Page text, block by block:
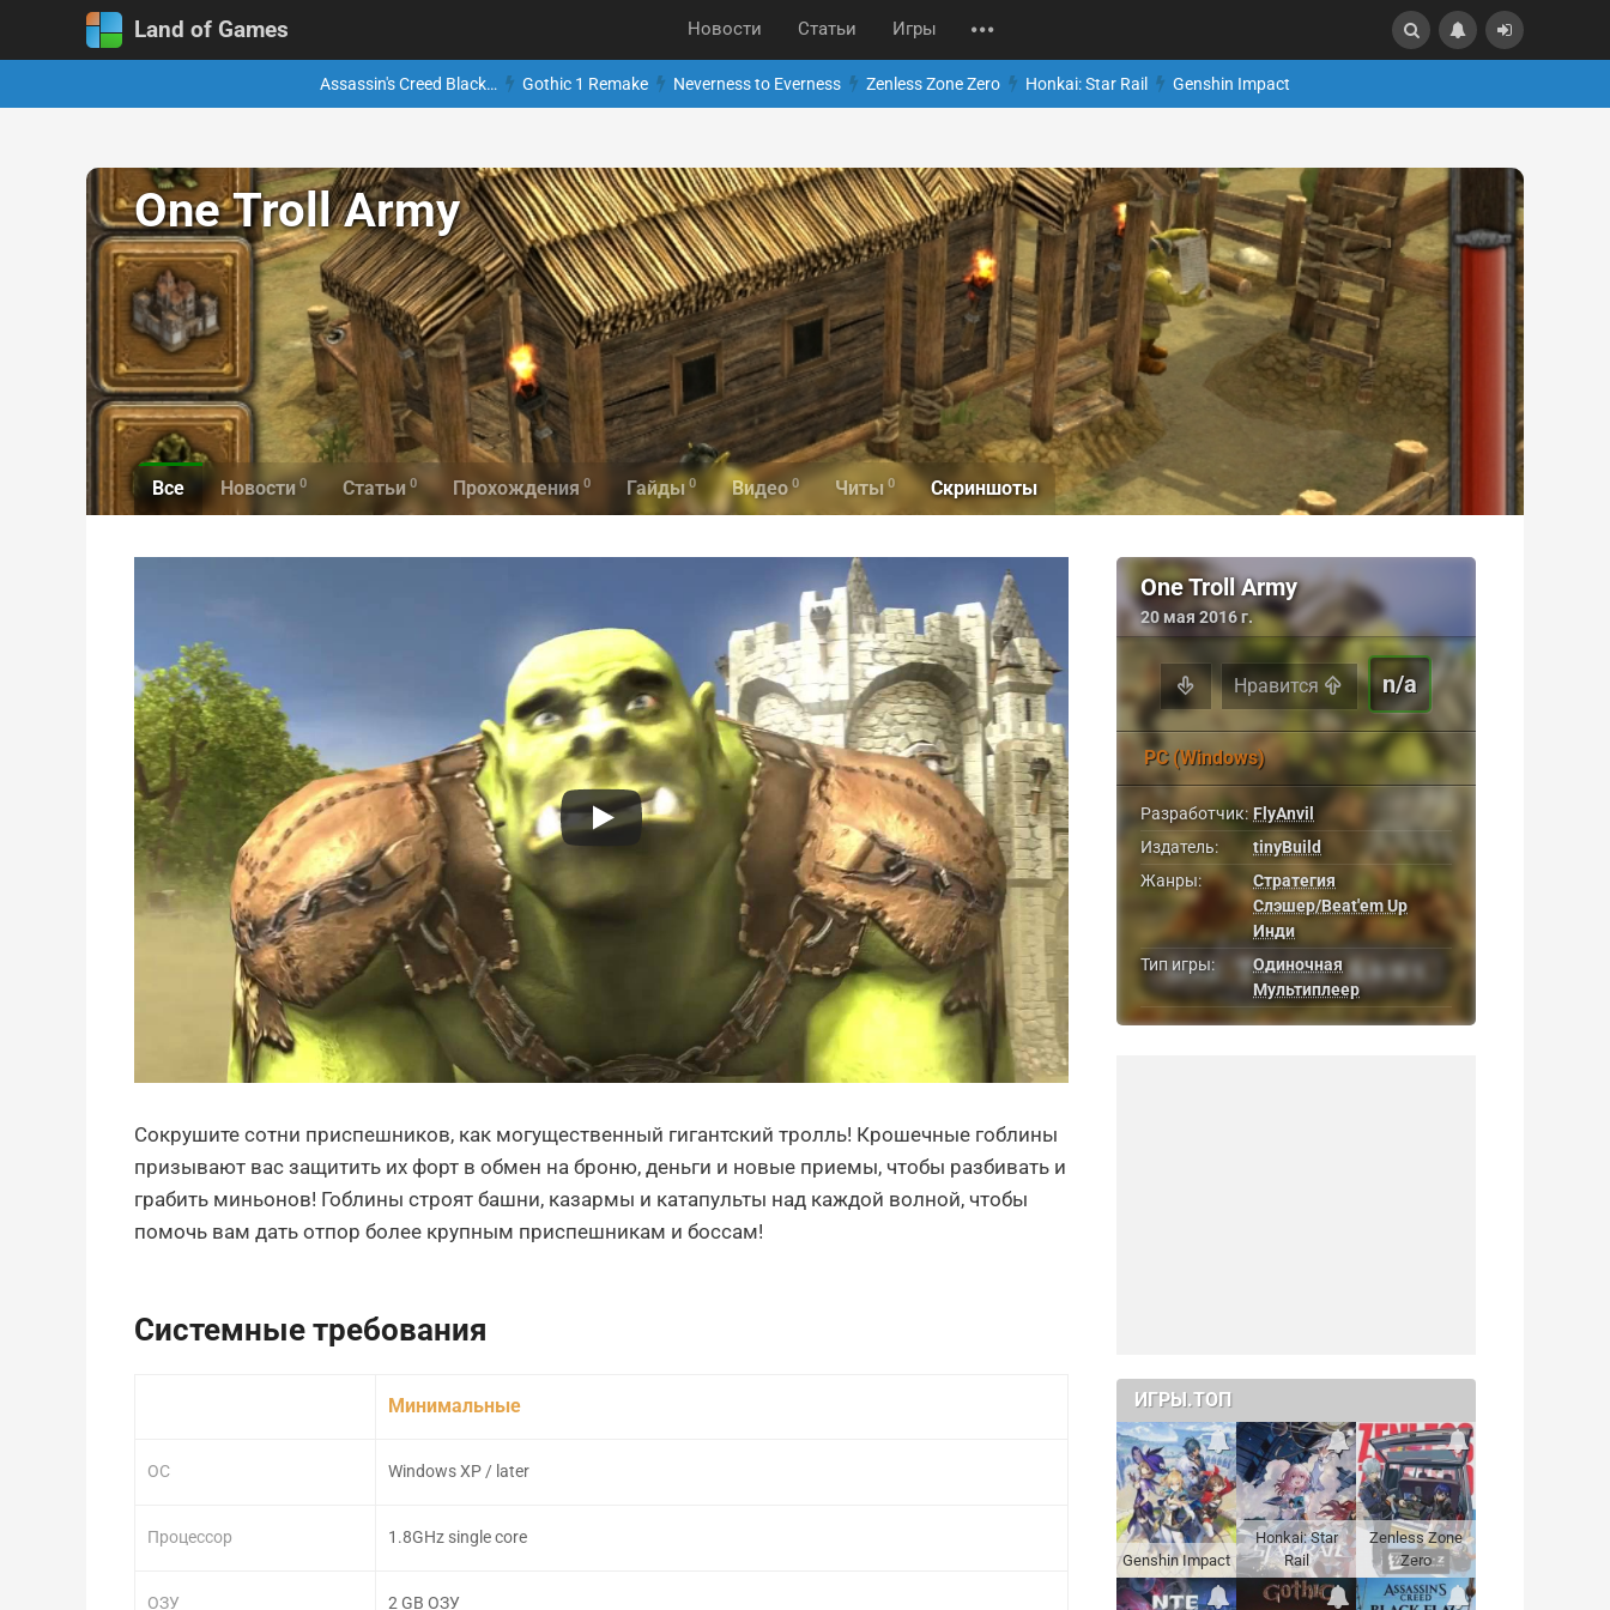
Land of Games Новости Статьи Игры
Assassin's Creed Black… Gothic 1 Remake Neverness to Everness Zenless Zone Zero Honkai: Star Rail Genshin Impact
One Troll Army
Все Новости 0 Статьи 0 Прохождения 0 Гайды 0 Видео 0 Читы 0 Скриншоты
Сокрушите сотни приспешников, как могущественный гигантский тролль! Крошечные гоблины
призывают вас защитить их форт в обмен на броню, деньги и новые приемы, чтобы разбивать и
грабить миньонов! Гоблины строят башни, казармы и катапульты над каждой волной, чтобы
помочь вам дать отпор более крупным приспешникам и боссам!
Системные требования
ОС
Процессор
ОЗУ
Минимальные
Windows XP / later
1.8GHz single core
2 GB ОЗУ
One Troll Army
20 мая 2016 г.
Нравится n/a
PC (Windows)
Разработчик: FlyAnvil
Издатель:
tinyBuild
Жанры:
Стратегия
Слэшер/Beat'em Up
Инди
Тип игры:
Одиночная
Мультиплеер
ИГРЫ.ТОП
Genshin Impact
Honkai: Star
Rail
Zenless Zone
Zero